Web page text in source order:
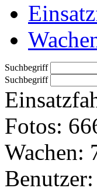
Suchbegriff
Suchbegriff
Fotos:
Wachen:
Benutzer: